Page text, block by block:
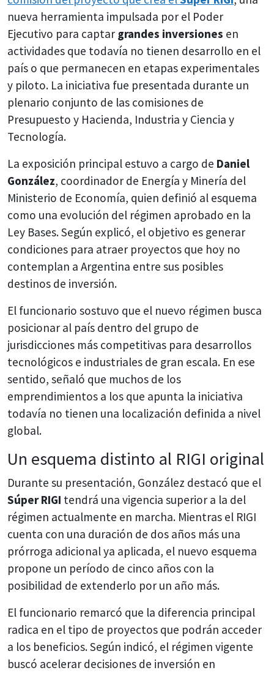
nueva herramienta impulsada por el Poder
Ejecutivo para captar grandes inversiones en
actividades que todavía no tienen desarrollo en el
país o que permanecen en etapas experimentales
y piloto. La iniciativa fue presentada durante un
plenario conjunto de las comisiones de
Presupuesto y Hacienda, Industria y Ciencia y
Tecnología.
La exposición principal estuvo a cargo de Daniel
González, coordinador de Energía y Minería del
Ministerio de Economía, quien definió al esquema
como una evolución del régimen aprobado en la
Ley Bases. Según explicó, el objetivo es generar
condiciones para atraer proyectos que hoy no
contemplan a Argentina entre sus posibles
destinos de inversión.
El funcionario sostuvo que el nuevo régimen busca
posicionar al país dentro del grupo de
jurisdicciones más competitivas para desarrollos
tecnológicos e industriales de gran escala. En ese
sentido, señaló que muchos de los
emprendimientos a los que apunta la iniciativa
todavía no tienen una localización definida a nivel
global.
Un esquema distinto al RIGI original
Durante su presentación, González destacó que el
Súper RIGI tendrá una vigencia superior a la del
régimen actualmente en marcha. Mientras el RIGI
cuenta con una duración de dos años más una
prórroga adicional ya aplicada, el nuevo esquema
propone un período de cinco años con la
posibilidad de extenderlo por un año más.
El funcionario remarcó que la diferencia principal
radica en el tipo de proyectos que podrán acceder
a los beneficios. Según indicó, el régimen vigente
buscó acelerar decisiones de inversión en